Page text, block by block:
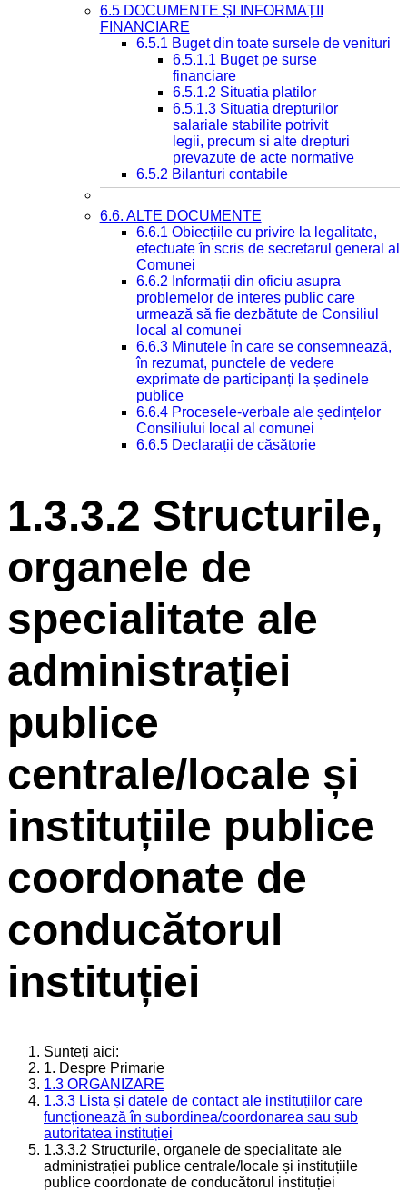
6.5 DOCUMENTE ȘI INFORMAȚII
FINANCIARE
6.5.1 Buget din toate sursele de venituri
6.5.1.1 Buget pe surse
financiare
6.5.1.2 Situatia platilor
6.5.1.3 Situatia drepturilor
salariale stabilite potrivit
legii, precum si alte drepturi
prevazute de acte normative
6.5.2 Bilanturi contabile
6.6. ALTE DOCUMENTE
6.6.1 Obiecțiile cu privire la legalitate,
efectuate în scris de secretarul general al
Comunei
6.6.2 Informații din oficiu asupra
problemelor de interes public care
urmează să fie dezbătute de Consiliul
local al comunei
6.6.3 Minutele în care se consemnează,
în rezumat, punctele de vedere
exprimate de participanți la ședinele
publice
6.6.4 Procesele-verbale ale ședințelor
Consiliului local al comunei
6.6.5 Declarații de căsătorie
1.3.3.2 Structurile,
organele de
specialitate ale
administrației
publice
centrale/locale și
instituțiile publice
coordonate de
conducătorul
instituției
Sunteți aici:
1. Despre Primarie
1.3 ORGANIZARE
1.3.3 Lista și datele de contact ale instituțiilor care
funcționează în subordinea/coordonarea sau sub
autoritatea instituției
1.3.3.2 Structurile, organele de specialitate ale
administrației publice centrale/locale și instituțiile
publice coordonate de conducătorul instituției